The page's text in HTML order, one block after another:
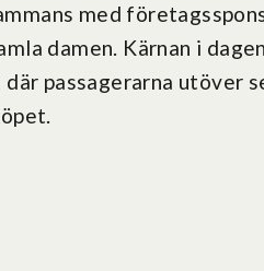
med
damen. Kärnan i
passagerarna utöver